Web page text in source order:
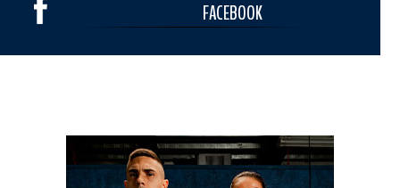
FACEBOOK